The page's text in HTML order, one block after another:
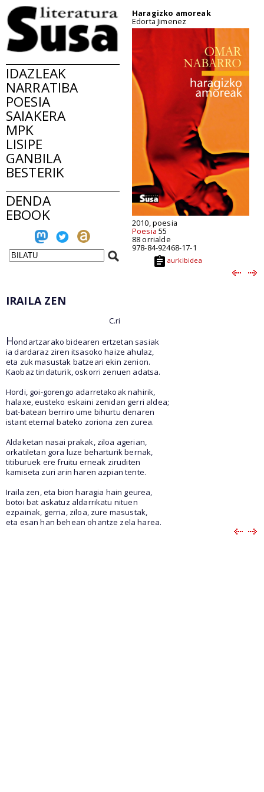
IDAZLEAK
NARRATIBA
POESIA
SAIAKERA
MPK
LISIPE
GANBILA
BESTERIK
DENDA
EBOOK
Haragizko amoreak
Edorta Jimenez
2010, poesia
Poesia 55
88 orrialde
978-84-92468-17-1
aurkibidea
IRAILA ZEN
C.ri
Hondartzarako bidearen ertzetan sasiak
ia dardaraz ziren itsasoko haize ahulaz,
eta zuk masustak batzeari ekin zenion.
Kaobaz tindaturik, oskorri zenuen adatsa.
Hordi, goi-gorengo adarretakoak nahirik,
halaxe, eusteko eskaini zenidan gerri aldea;
bat-batean berriro ume bihurtu denaren
istant eternal bateko zoriona zen zurea.
Aldaketan nasai prakak, ziloa agerian,
orkatiletan gora luze beharturik bernak,
titiburuek ere fruitu erneak ziruditen
kamiseta zuri arin haren azpian tente.
Iraila zen, eta bion haragia hain geurea,
botoi bat askatuz aldarrikatu nituen
ezpainak, gerria, ziloa, zure masustak,
eta esan han behean ohantze zela harea.